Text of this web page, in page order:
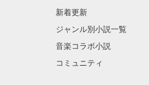
新着更新
ジャンル別小説一覧
音楽コラボ小説
コミュニティ